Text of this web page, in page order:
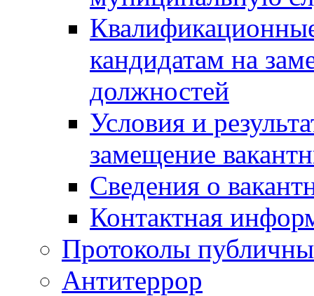
кандидатам на
должностей
Условия и
замещение
Сведения о
Контактная
Протоколы
Антитеррор